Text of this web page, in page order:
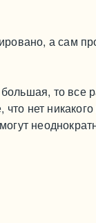
а сам
то все
что нет